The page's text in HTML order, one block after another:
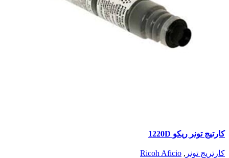
کارتیج تونر ریکو 1220D
کارتریج تونر ,
Ricoh Aficio